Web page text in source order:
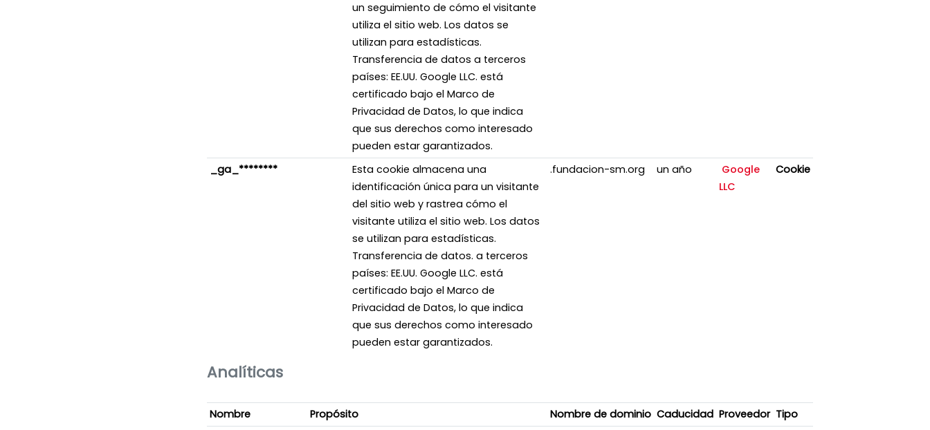
Analíticas
un seguimiento de cómo el visitante
utiliza el sitio web. Los datos se
utilizan para estadísticas.
Transferencia de datos a terceros
países: EE.UU. Google LLC. está
certificado bajo el Marco de
Privacidad de Datos, lo que indica
que sus derechos como interesado
pueden estar garantizados.
_ga_********
Esta cookie almacena una
identificación única para un visitante
del sitio web y rastrea cómo el
visitante utiliza el sitio web. Los datos
se utilizan para estadísticas.
Transferencia de datos. a terceros
países: EE.UU. Google LLC. está
certificado bajo el Marco de
Privacidad de Datos, lo que indica
que sus derechos como interesado
pueden estar garantizados.
.fundacion-sm.org un año
Google
LLC
Cookie
Nombre Propósito Nombre de dominio Caducidad Proveedor Tipo